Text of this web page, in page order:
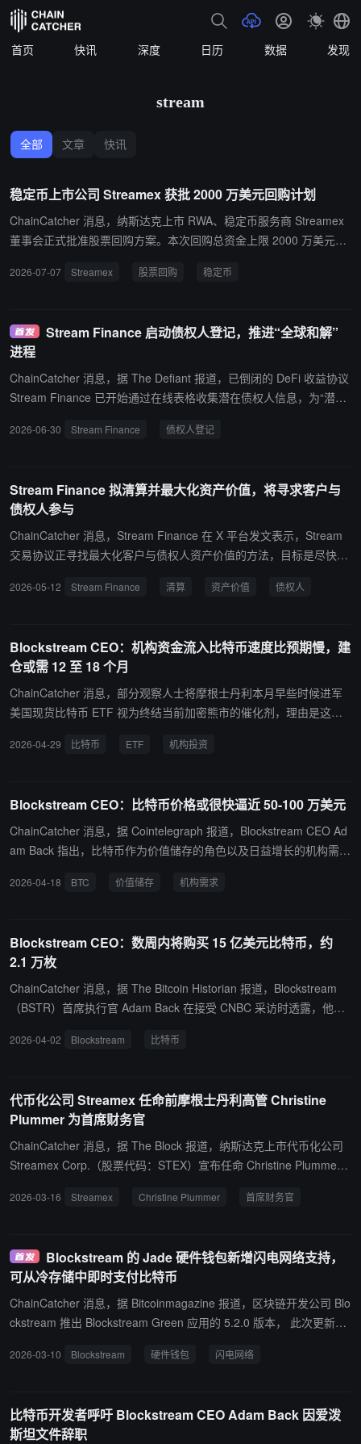
首页 快讯 深度 日历 数据 发现
stream
全部 文章 快讯
稳定币上市公司 Streamex 获批 2000 万美元回购计划
ChainCatcher 消息，纳斯达克上市 RWA、稳定币服务商 Streamex
董事会正式批准股票回购方案。本次回购总资金上限 2000 万美元，
最高限价 2 美元。
2026-07-07 Streamex 股票回购 稳定币
Stream Finance 启动债权人登记，推进“全球和解”
进程
ChainCatcher 消息，据 The Defiant 报道，已倒闭的 DeFi 收益协议
Stream Finance 已开始通过在线表格收集潜在债权人信息，为“潜在
结构复杂：xUSD、xBTC、xETH 直接持有者为一类债权人，接受 St
口约 2.85 亿美元，其中最大策展人 TelosC 约 1.24 亿美元，Elixir 约
6800 万美元（占其 deUSD 稳定币储备的 65%）。Stream 已收集索
赔信息但未承诺具体赔付方案，债权人优先级尚未确定。Stream 同
时在与前运营商 Caleb McMeans 存在法律纠纷。 Stream 去年 11
冻结约 1.6 亿美元存款。xUSD 当前报价约 0.08美元，较锚定价格下
2026-06-30 Stream Finance 债权人登记
Stream Finance 拟清算并最大化资产价值，将寻求客户与
债权人参与
ChainCatcher 消息，Stream Finance 在 X 平台发文表示，Stream
交易协议正寻找最大化客户与债权人资产价值的方法，目标是尽快且
参与的战略替代方案，预计将在未来几周内提供更多细节。相关问询
幅脱锚。
2026-05-12 Stream Finance 清算 资产价值 债权人
Blockstream CEO：机构资金流入比特币速度比预期慢，建
仓或需 12 至 18 个月
ChainCatcher 消息，部分观察人士将摩根士丹利本月早些时候进军
美国现货比特币 ETF 视为终结当前加密熊市的催化剂，理由是这家
ckstream 首席执行官、比特币社区早期贡献者 Adam Back 表示“不
ETF 可能是近期最重要的发展，甚至比一届亲加密的美国政府更重
要，但这一过程比多数人意识到的要慢。 Back 表示：“我认为人们可
能误算的一点是，机构采用非常缓慢。所以 ETF 已经被买入了，但
们尚未做到这一点。他们会做，但比人们预期的要慢。”他表示，投
指出，即使部分评论人士认为四年周期正在打破，“人们预期它会发
生，所以他们卖出，让它真的发生”，下跌也仍可能发生。这一逻辑
只有在人们看到市场走强后才会改变，而走强如今正以机构资金流入
的形式呈现。 Back 表示，关于近期围绕量子计算硬件加速发展可能
2026-04-29 比特币 ETF 机构投资
Blockstream CEO：比特币价格或很快逼近 50-100 万美元
ChainCatcher 消息，据 Cointelegraph 报道，Blockstream CEO Ad
am Back 指出，比特币作为价值储存的角色以及日益增长的机构需
2026-04-18 BTC 价值储存 机构需求
Blockstream CEO：数周内将购买 15 亿美元比特币，约
2.1 万枚
ChainCatcher 消息，据 The Bitcoin Historian 报道，Blockstream
（BSTR）首席执行官 Adam Back 在接受 CNBC 采访时透露，他将
2026-04-02 Blockstream 比特币
代币化公司 Streamex 任命前摩根士丹利高管 Christine
Plummer 为首席财务官
ChainCatcher 消息，据 The Block 报道，纳斯达克上市代币化公司
Streamex Corp.（股票代码：STEX）宣布任命 Christine Plummer
后担任加密货币交易所 Coinbase 的全球财务总监。Streamex 表
月，该公司推出代币化证券产品 GLDY，旨在为投资者提供黄金敞口
并产生收益。公司认为，黄金代币化在交易量、市值及机构采用率方
面具备超越比特币的潜力。
2026-03-16 Streamex Christine Plummer 首席财务官
Blockstream 的 Jade 硬件钱包新增闪电网络支持，
可从冷存储中即时支付比特币
ChainCatcher 消息，据 Bitcoinmagazine 报道，区块链开发公司 Blo
ckstream 推出 Blockstream Green 应用的 5.2.0 版本， 此次更新将
来，利用原子交换将闪电支付转换为由 Jade 设备保护的 Liquid 比特
付，同时将资金安全地存储在冷存储中。
2026-03-10 Blockstream 硬件钱包 闪电网络
比特币开发者呼吁 Blockstream CEO Adam Back 因爱泼
斯坦文件辞职